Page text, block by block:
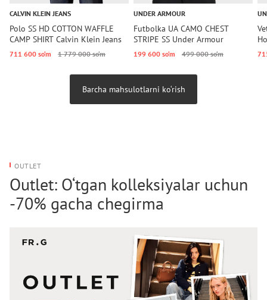
CALVIN KLEIN JEANS
Polo SS HD COTTON WAFFLE
CAMP SHIRT Calvin Klein Jeans
711 600 so‘m 1 779 000 so‘m
UNDER ARMOUR
Futbolka UA CAMO CHEST
STRIPE SS Under Armour
199 600 so‘m 499 000 so‘m
Barcha mahsulotlarni ko‘rish
OUTLET
Outlet: O‘tgan kolleksiyalar uchun
-70% gacha chegirma